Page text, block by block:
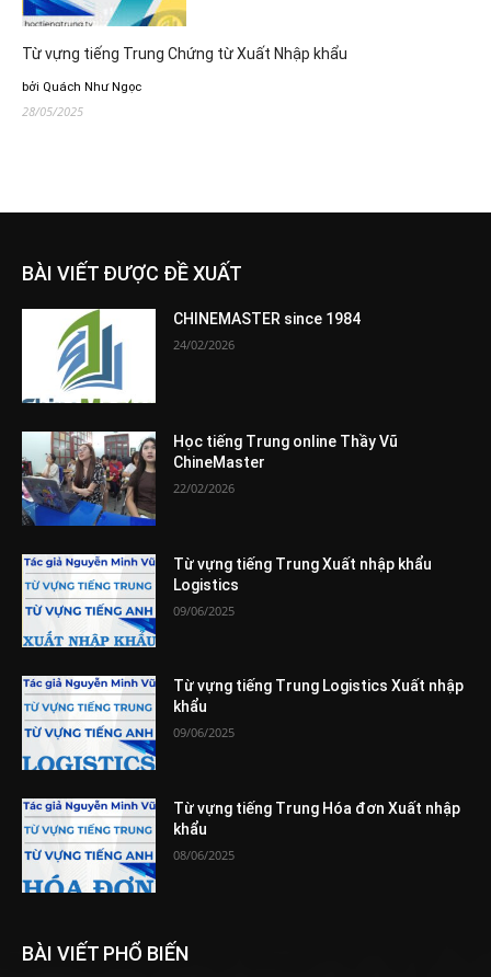
Từ vựng tiếng Trung Chứng từ Xuất Nhập khẩu
bởi Quách Như Ngọc
28/05/2025
BÀI VIẾT ĐƯỢC ĐỀ XUẤT
CHINEMASTER since 1984
24/02/2026
Học tiếng Trung online Thầy Vũ
ChineMaster
22/02/2026
Từ vựng tiếng Trung Xuất nhập khẩu
Logistics
09/06/2025
Từ vựng tiếng Trung Logistics Xuất nhập
khẩu
09/06/2025
Từ vựng tiếng Trung Hóa đơn Xuất nhập
khẩu
08/06/2025
BÀI VIẾT PHỔ BIẾN